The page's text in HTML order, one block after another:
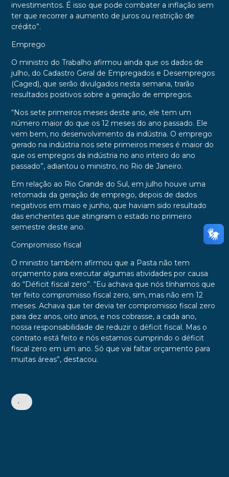
investimentos. É isso que pode combater a inflação sem
ter que recorrer a aumento de juros ou restrição de
crédito”.
Emprego
O ministro do Trabalho afirmou ainda que os dados de
julho, do Cadastro Geral de Empregados e Desempregos
(Caged), que serão divulgados nesta semana, trarão
resultados positivos sobre a geração de empregos.
“Nos sete primeiros meses deste ano, ele tem um
número maior do que os 12 meses do ano passado. Ele
vem bem, no desenvolvimento da indústria. O emprego
gerado na indústria nos sete primeiros meses é maior do
que os empregos da indústria no ano inteiro do ano
passado”, adiantou o ministro, no Rio de Janeiro.
Em relação ao Rio Grande do Sul, em julho houve uma
retomada da geração de emprego, depois de dados
negativos em maio e junho, que haviam sido resultado
das enchentes que atingiram o estado no primeiro
semestre deste ano.
Compromisso fiscal
O ministro também afirmou que a Pasta não tem
orçamento para executar algumas atividades por causa
do “Déficit fiscal zero”. “Eu achava que nós tínhamos que
ter feito compromisso fiscal zero, sim, mas não em 12
meses. Achava que ter devia ter compromisso fiscal zero
para dez anos, oito anos, e nos cobrasse, a cada ano,
nossa responsabilidade de reduzir o déficit fiscal. Mas o
contrato está feito e nós estamos cumprindo o déficit
fiscal zero em um ano. Só que vai faltar orçamento para
muitas áreas”, destacou.
•